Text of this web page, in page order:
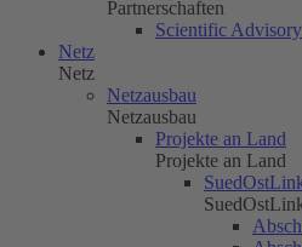
Partnerschaften
Scientific
Netz
Netz
Netzausbau
Netzausbau
Projekte an Land
Projekte an Land